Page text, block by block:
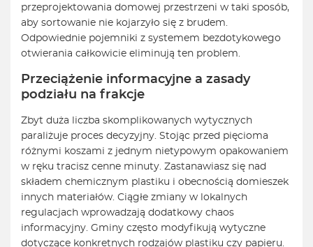
przeprojektowania domowej przestrzeni w taki sposób,
aby sortowanie nie kojarzyło się z brudem.
Odpowiednie pojemniki z systemem bezdotykowego
otwierania całkowicie eliminują ten problem.
Przeciążenie informacyjne a zasady
podziału na frakcje
Zbyt duża liczba skomplikowanych wytycznych
paraliżuje proces decyzyjny. Stojąc przed pięcioma
różnymi koszami z jednym nietypowym opakowaniem
w ręku tracisz cenne minuty. Zastanawiasz się nad
składem chemicznym plastiku i obecnością domieszek
innych materiałów. Ciągłe zmiany w lokalnych
regulacjach wprowadzają dodatkowy chaos
informacyjny. Gminy często modyfikują wytyczne
dotyczące konkretnych rodzajów plastiku czy papieru.